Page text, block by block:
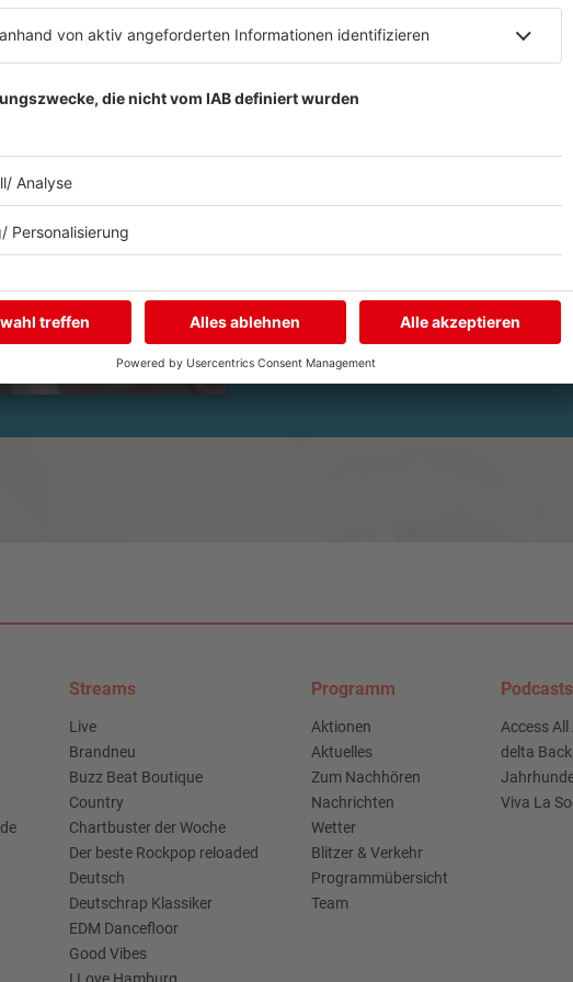
abspielen
MITSINGEN
in unserem deltaMitsingenStream!
Es läuft:
Backstreet Boys mit I Want It That Way
Streams
Live
Brandneu
Buzz Beat Boutique
Country
Chartbuster der Woche
Der beste Rockpop reloaded
Deutsch
Deutschrap Klassiker
EDM Dancefloor
Good Vibes
Programm
Aktionen
Aktuelles
Zum Nachhören
Nachrichten
Wetter
Blitzer & Verkehr
Programmübersicht
Team
Podcasts
Access All
delta
Viva La